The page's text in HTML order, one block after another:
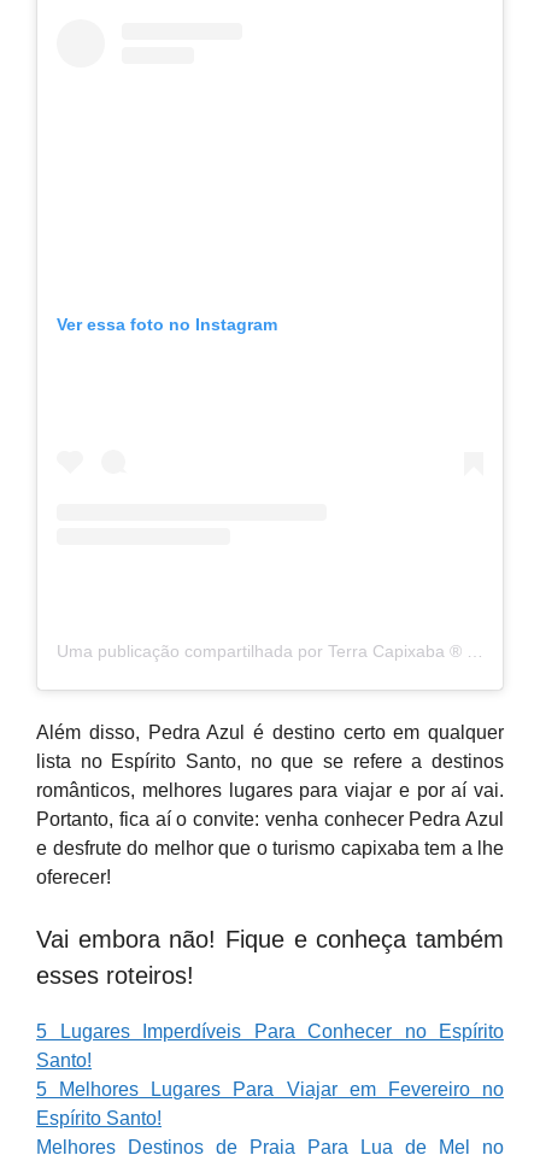
Ver essa foto no Instagram
Além disso, Pedra Azul é destino certo em qualquer
lista no Espírito Santo, no que se refere a destinos
românticos, melhores lugares para viajar e por aí vai.
Portanto, fica aí o convite: venha conhecer Pedra Azul
e desfrute do melhor que o turismo capixaba tem a lhe
oferecer!
Vai embora não! Fique e conheça também
esses roteiros!
5 Lugares Imperdíveis Para Conhecer no Espírito
Santo!
5 Melhores Lugares Para Viajar em Fevereiro no
Espírito Santo!
Melhores Destinos de Praia Para Lua de Mel no